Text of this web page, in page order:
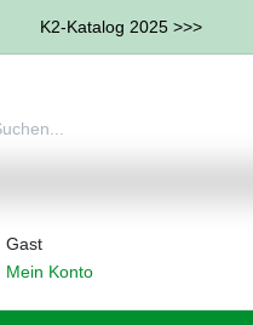
K2-Katalog 2025 >>>
Gast
Mein Konto